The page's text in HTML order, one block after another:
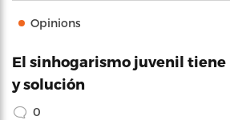
Opinions
El sinhogarismo juvenil
y solución
0